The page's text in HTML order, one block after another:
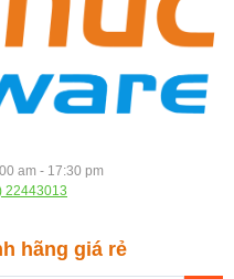
am - 17:30 pm
22443013
hãng giá rẻ